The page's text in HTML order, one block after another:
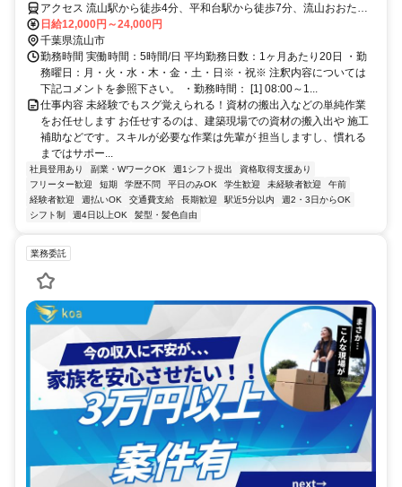
アクセス 流山駅から徒歩4分、平和台駅から徒歩7分、流山おおたか
の森駅から車7分
日給12,000円～24,000円
千葉県流山市
勤務時間 実働時間：5時間/日 平均勤務日数：1ヶ月あたり20日 ・勤
務曜日：月・火・水・木・金・土・日※・祝※ 注釈内容については
下記コメントを参照下さい。 ・勤務時間： [1] 08:00～1...
仕事内容 未経験でもスグ覚えられる！資材の搬出入などの単純作業
をお任せします お任せするのは、建築現場での資材の搬入出や 施工
補助などです。スキルが必要な作業は先輩が 担当しますし、慣れる
まではサポー...
社員登用あり 副業・WワークOK 週1シフト提出
資格取得支援あり
フリーター歓迎
短期 学歴不問 平日のみOK 学生歓迎 未経験者歓迎
午前
経験者歓迎
週払いOK 交通費支給 長期歓迎 駅近5分以内
週2・3日からOK
シフト制
週4日以上OK 髪型・髪色自由
業務委託